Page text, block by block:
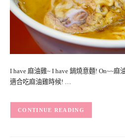
I have 麻油雞~ I have 鍋燒意麵! On~~
適合吃麻油雞時候! …
CONTINUE READING